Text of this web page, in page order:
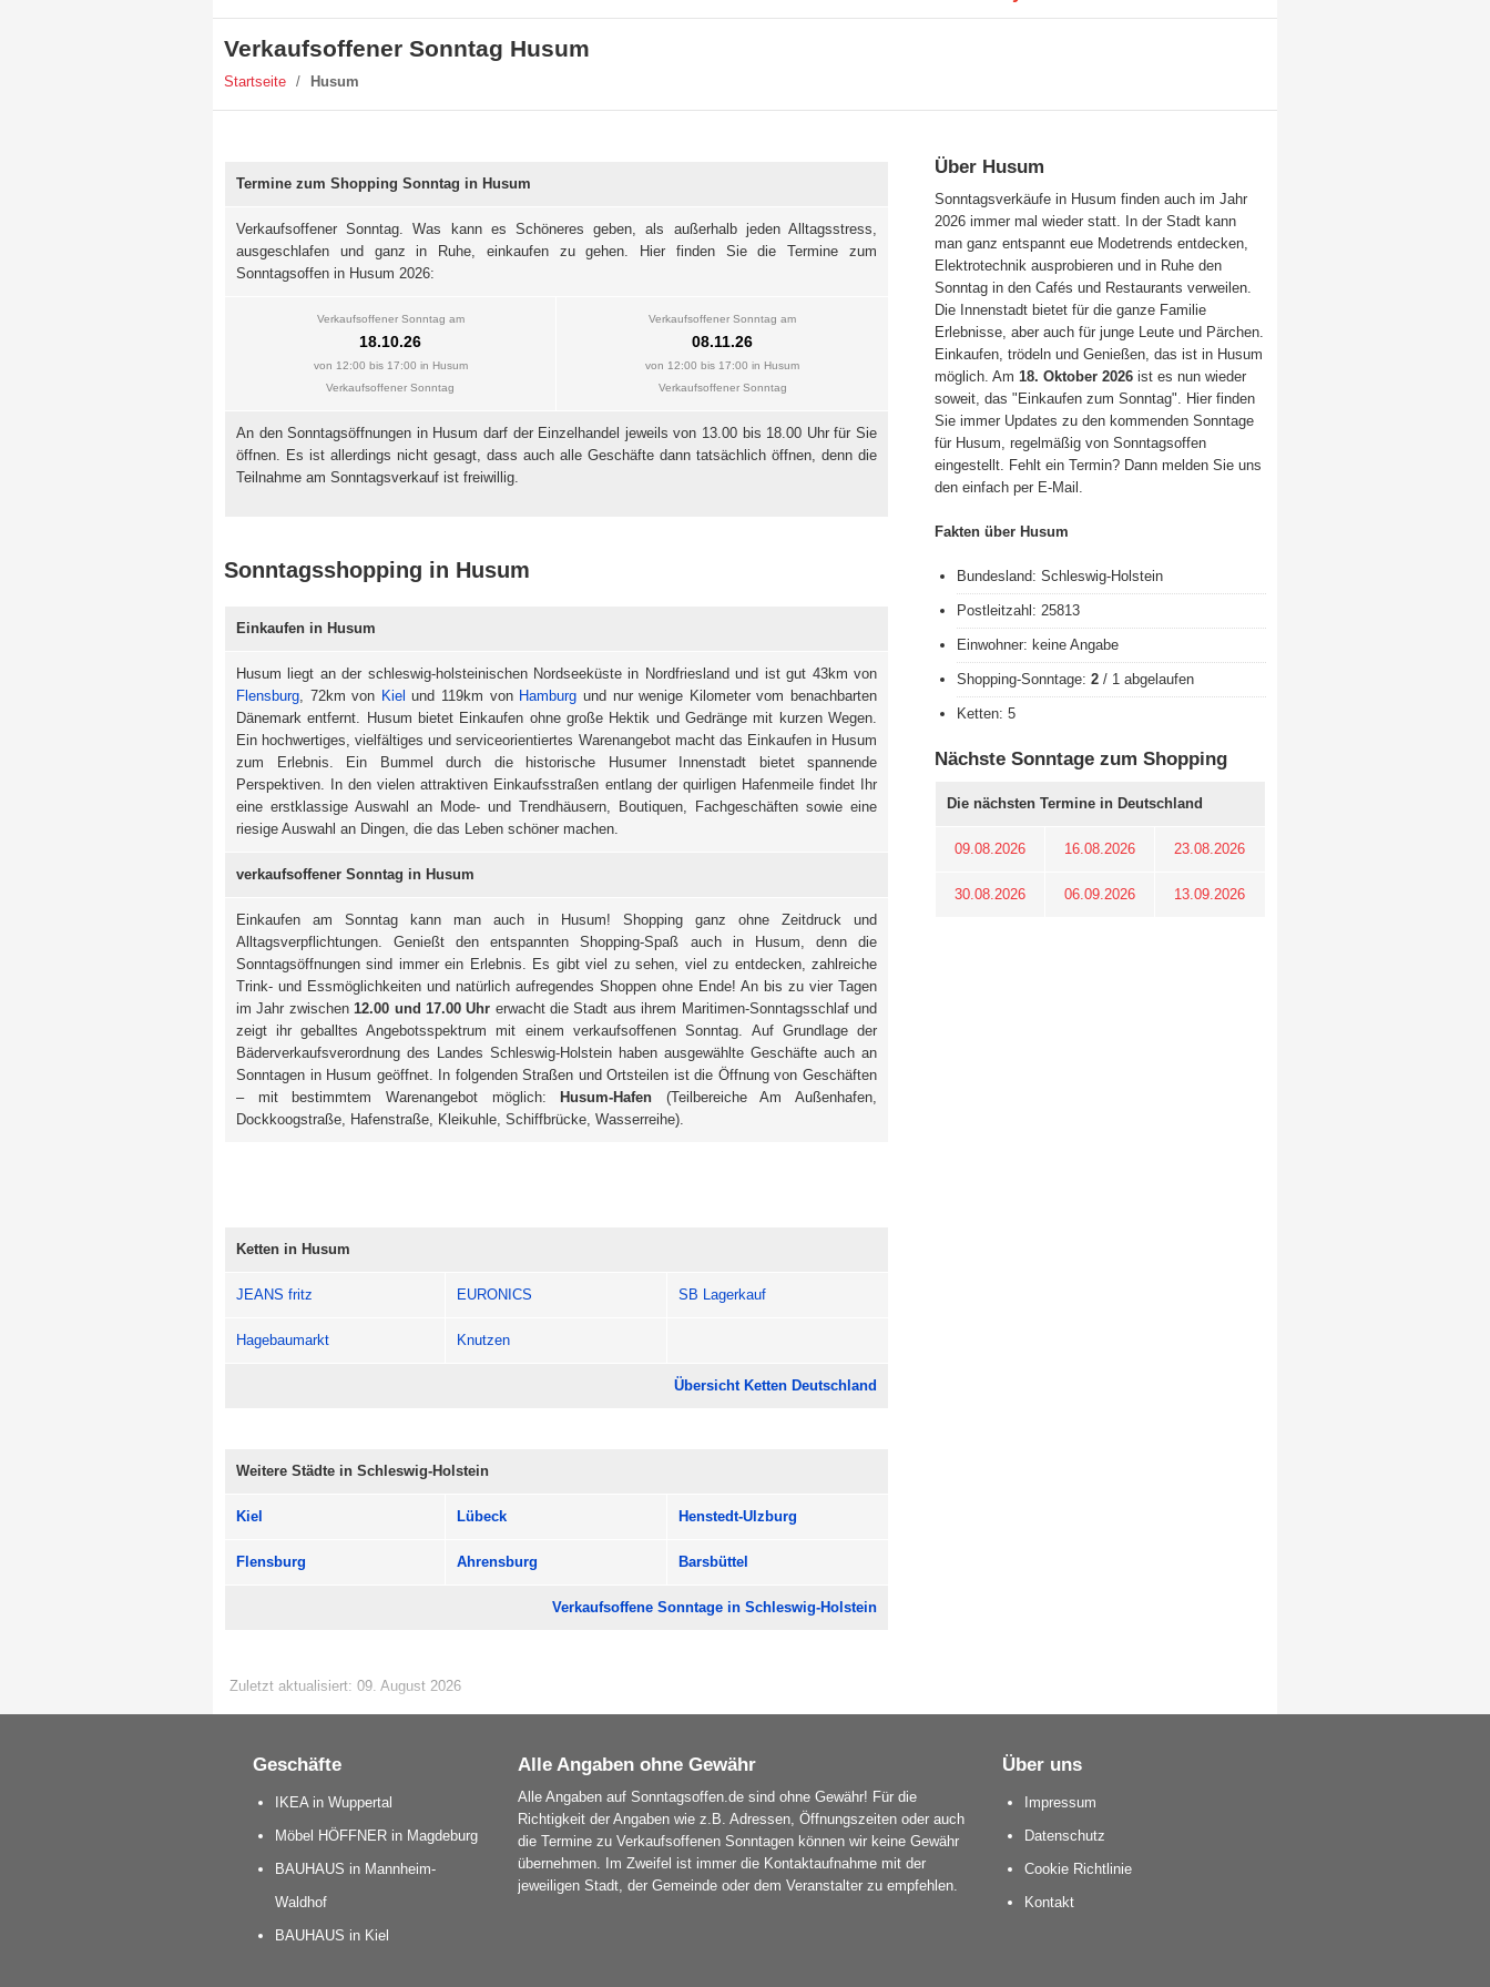
Verkaufsoffener Sonntag Husum
Startseite / Husum
Termine zum Shopping Sonntag in Husum
Verkaufsoffener Sonntag. Was kann es Schöneres geben, als außerhalb jeden Alltagsstress,
ausgeschlafen und ganz in Ruhe, einkaufen zu gehen. Hier finden Sie die Termine zum
Sonntagsoffen in Husum 2026:
Verkaufsoffener Sonntag am
18.10.26
von 12:00 bis 17:00 in Husum
Verkaufsoffener Sonntag
Verkaufsoffener Sonntag am
08.11.26
von 12:00 bis 17:00 in Husum
Verkaufsoffener Sonntag
An den Sonntagsöffnungen in Husum darf der Einzelhandel jeweils von 13.00 bis 18.00 Uhr für Sie
öffnen. Es ist allerdings nicht gesagt, dass auch alle Geschäfte dann tatsächlich öffnen, denn die
Teilnahme am Sonntagsverkauf ist freiwillig.
Sonntagsshopping in Husum
Einkaufen in Husum
Husum liegt an der schleswig-holsteinischen Nordseeküste in Nordfriesland und ist gut 43km von
Flensburg, 72km von Kiel und 119km von Hamburg und nur wenige Kilometer vom benachbarten
Dänemark entfernt. Husum bietet Einkaufen ohne große Hektik und Gedränge mit kurzen Wegen.
Ein hochwertiges, vielfältiges und serviceorientiertes Warenangebot macht das Einkaufen in Husum
zum Erlebnis. Ein Bummel durch die historische Husumer Innenstadt bietet spannende
Perspektiven. In den vielen attraktiven Einkaufsstraßen entlang der quirligen Hafenmeile findet Ihr
eine erstklassige Auswahl an Mode- und Trendhäusern, Boutiquen, Fachgeschäften sowie eine
riesige Auswahl an Dingen, die das Leben schöner machen.
verkaufsoffener Sonntag in Husum
Einkaufen am Sonntag kann man auch in Husum! Shopping ganz ohne Zeitdruck und
Alltagsverpflichtungen. Genießt den entspannten Shopping-Spaß auch in Husum, denn die
Sonntagsöffnungen sind immer ein Erlebnis. Es gibt viel zu sehen, viel zu entdecken, zahlreiche
Trink- und Essmöglichkeiten und natürlich aufregendes Shoppen ohne Ende! An bis zu vier Tagen
im Jahr zwischen12.00 und 17.00 Uhr erwacht die Stadt aus ihrem Maritimen-Sonntagsschlaf und
zeigt ihr geballtes Angebotsspektrum mit einem verkaufsoffenen Sonntag. Auf Grundlage der
Bäderverkaufsverordnung des Landes Schleswig-Holstein haben ausgewählte Geschäfte auch an
Sonntagen in Husum geöffnet. In folgenden Straßen und Ortsteilen ist die Öffnung von Geschäften
– mit bestimmtem Warenangebot möglich:
Husum-Hafen (Teilbereiche Am Außenhafen,
Dockkoogstraße, Hafenstraße, Kleikuhle, Schiffbrücke, Wasserreihe).
Ketten in Husum
JEANS fritz EURONICS SB Lagerkauf
Hagebaumarkt Knutzen
Übersicht Ketten Deutschland
Weitere Städte in Schleswig-Holstein
Kiel Lübeck Henstedt-Ulzburg
Flensburg Ahrensburg Barsbüttel
Verkaufsoffene Sonntage in Schleswig-Holstein
Zuletzt aktualisiert: 09. August 2026
Über Husum
Sonntagsverkäufe in Husum finden auch im Jahr
2026 immer mal wieder statt. In der Stadt kann
man ganz entspannt eue Modetrends entdecken,
Elektrotechnik ausprobieren und in Ruhe den
Sonntag in den Cafés und Restaurants verweilen.
Die Innenstadt bietet für die ganze Familie
Erlebnisse, aber auch für junge Leute und Pärchen.
Einkaufen, trödeln und Genießen, das ist in Husum
möglich. Am 18. Oktober 2026ist es nun wieder
soweit, das "Einkaufen zum Sonntag". Hier finden
Sie immer Updates zu den kommenden Sonntage
für Husum, regelmäßig von Sonntagsoffen
eingestellt. Fehlt ein Termin? Dann melden Sie uns
den einfach per E-Mail.
Fakten über Husum
Bundesland: Schleswig-Holstein
Postleitzahl: 25813
Einwohner: keine Angabe
Shopping-Sonntage: 2/ 1 abgelaufen
Ketten: 5
Nächste Sonntage zum Shopping
Die nächsten Termine in Deutschland
09.08.2026 16.08.2026 23.08.2026
30.08.2026 06.09.2026 13.09.2026
Geschäfte
IKEA in Wuppertal
Möbel HÖFFNER in Magdeburg
BAUHAUS in Mannheim-
Waldhof
BAUHAUS in Kiel
Alle Angaben ohne Gewähr
Alle Angaben auf Sonntagsoffen.de sind ohne Gewähr! Für die
Richtigkeit der Angaben wie z.B. Adressen, Öffnungszeiten oder auch
die Termine zu Verkaufsoffenen Sonntagen können wir keine Gewähr
übernehmen. Im Zweifel ist immer die Kontaktaufnahme mit der
jeweiligen Stadt, der Gemeinde oder dem Veranstalter zu empfehlen.
Über uns
Impressum
Datenschutz
Cookie Richtlinie
Kontakt